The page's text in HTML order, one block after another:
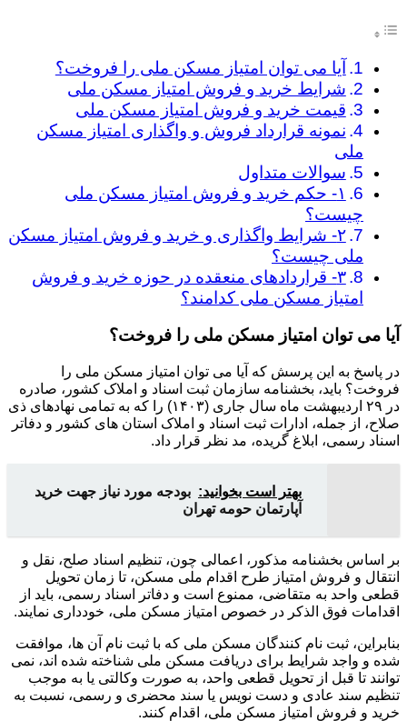
آیا می توان امتیاز مسکن ملی را فروخت؟
شرایط خرید و فروش امتیاز مسکن ملی
قیمت خرید و فروش امتیاز مسکن ملی
نمونه قرارداد فروش و واگذاری امتیاز مسکن
ملی
سوالات متداول
۱- حکم خرید و فروش امتیاز مسکن ملی
چیست؟
۲- شرایط واگذاری و خرید و فروش امتیاز مسکن
ملی چیست؟
۳- قراردادهای منعقده در حوزه خرید و فروش
امتیاز مسکن ملی کدامند؟
آیا می توان امتیاز مسکن ملی را فروخت؟
در پاسخ به این پرسش که آیا می توان امتیاز مسکن ملی را
فروخت؟ باید، بخشنامه سازمان ثبت اسناد و املاک کشور، صادره
در ۲۹ اردیبهشت ماه سال جاری (۱۴۰۳) را که به تمامی نهادهای ذی
صلاح، از جمله، ادارات ثبت اسناد و املاک استان های کشور و دفاتر
اسناد رسمی، ابلاغ گریده، مد نظر قرار داد.
بهتر است بخوانید: بودجه مورد نیاز جهت خرید
آپارتمان حومه تهران
بر اساس بخشنامه مذکور، اعمالی چون، تنظیم اسناد صلح، نقل و
انتقال و فروش امتیاز طرح اقدام ملی مسکن، تا زمان تحویل
قطعی واحد به متقاضی، ممنوع است و دفاتر اسناد رسمی، باید از
اقدامات فوق الذکر در خصوص امتیاز مسکن ملی، خودداری نمایند.
بنابراین، ثبت نام کنندگان مسکن ملی که با ثبت نام آن ها، موافقت
شده و واجد شرایط برای دریافت مسکن ملی شناخته شده اند، نمی
توانند تا قبل از تحویل قطعی واحد، به صورت وکالتی یا به موجب
تنظیم سند عادی و دست نویس یا سند محضری و رسمی، نسبت به
خرید و فروش امتیاز مسکن ملی، اقدام کنند.